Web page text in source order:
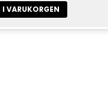
I VARUKORGEN